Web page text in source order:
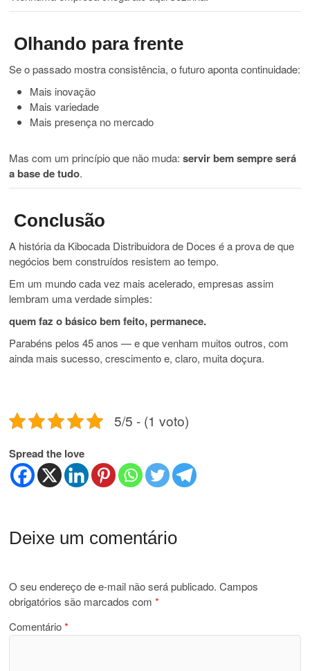
Olhando para frente
Se o passado mostra consistência, o futuro aponta continuidade:
Mais inovação
Mais variedade
Mais presença no mercado
Mas com um princípio que não muda:servir bem sempre será
a base de tudo.
Conclusão
A história da Kibocada Distribuidora de Doces é a prova de que
negócios bem construídos resistem ao tempo.
Em um mundo cada vez mais acelerado, empresas assim
lembram uma verdade simples:
quem faz o básico bem feito, permanece.
Parabéns pelos 45 anos — e que venham muitos outros, com
ainda mais sucesso, crescimento e, claro, muita doçura.
5/5 - (1 voto)
Spread the love
Deixe um comentário
O seu endereço de e-mail não será publicado. Campos
obrigatórios são marcados com*
Comentário*